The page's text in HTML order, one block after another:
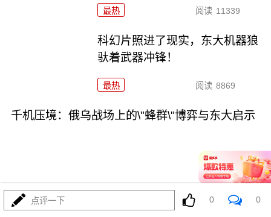
最热 阅读 11339
科幻片照进了现实，东大机器狼
驮着武器冲锋！
最热 阅读 8869
千机压境：俄乌战场上的\"蜂群\"博弈与东大启示
最热 8714 08-04
点评一下 0 0